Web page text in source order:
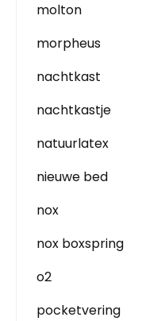
molton
morpheus
nachtkast
nachtkastje
natuurlatex
nieuwe bed
nox
nox boxspring
o2
pocketvering